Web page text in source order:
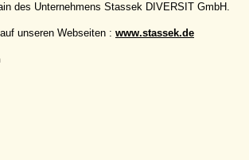
des Unternehmens Stassek DIVERSIT GmbH.
unseren Webseiten : www.stassek.de